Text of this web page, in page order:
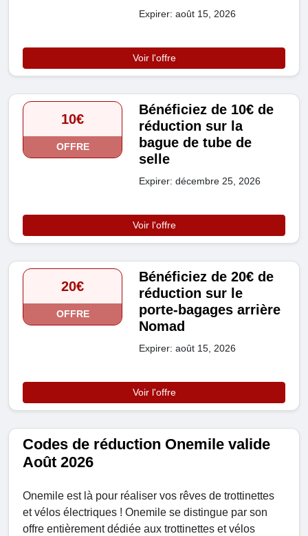
Expirer: août 15, 2026
Voir l'offre
10€
OFFRE
Bénéficiez de 10€ de
réduction sur la
bague de tube de
selle
Expirer: décembre 25, 2026
Voir l'offre
20€
OFFRE
Bénéficiez de 20€ de
réduction sur le
porte-bagages arrière
Nomad
Expirer: août 15, 2026
Voir l'offre
Codes de réduction Onemile valide
Août 2026
Onemile est là pour réaliser vos rêves de trottinettes
et vélos électriques ! Onemile se distingue par son
offre entièrement dédiée aux trottinettes et vélos